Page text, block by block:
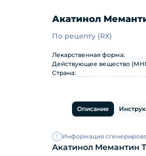
Акатинол
Акатинол
По рецепту (RX)
Лекарственная форма:
Действующее вещество
Страна:
Описание
Информация
Акатинол Мемантин